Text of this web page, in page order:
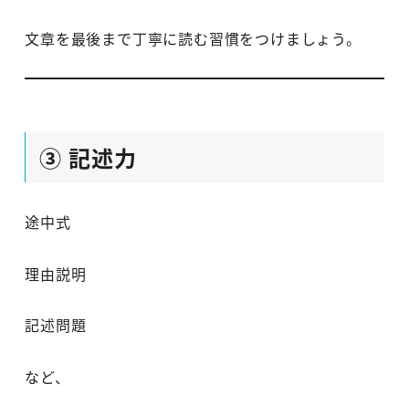
文章を最後まで丁寧に読む習慣をつけましょう。
③ 記述力
途中式
理由説明
記述問題
など、